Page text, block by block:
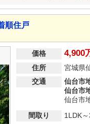
順住戸
価格 4,900
住所
宮城県
交通
仙台市
仙台市
仙台市
間取り
1LDK